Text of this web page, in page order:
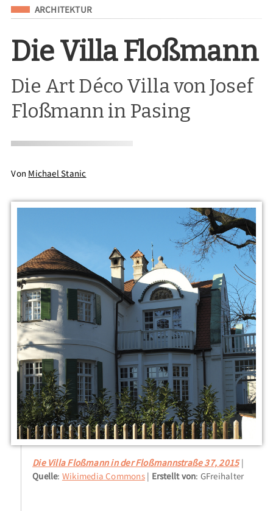
Eingeordnet unter
ARCHITEKTUR
Die Villa Floßmann
Die Art Déco Villa von Josef
Floßmann in Pasing
Von Michael Stanic
Die Villa Floßmann in der Floßmannstraße 37, 2015
Quelle: Wikimedia Commons Erstellt von: GFreihalter